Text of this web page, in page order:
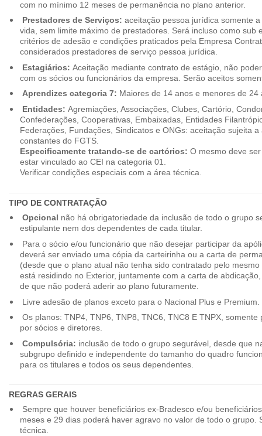
com no mínimo 12 meses de permanência no plano anterior.
Prestadores de Serviços: aceitação pessoa jurídica somente a
vida, sem limite máximo de prestadores. Será incluso como sub
critérios de adesão e condições praticados pela Empresa
considerados prestadores de serviço pessoa jurídica.
Estagiários: Aceitação mediante contrato de estágio, não
com os sócios ou funcionários da empresa. Serão aceitos
Aprendizes categoria 7: Maiores de 14 anos e menores de 24
Entidades: Agremiações, Associações, Clubes, Cartório,
Confederações, Cooperativas, Embaixadas, Entidades
Federações, Fundações, Sindicatos e ONGs: aceitação sujeita
constantes do FGTS.
Especificamente tratando-se de cartórios: O mesmo deve
estar vinculado ao CEI na categoria 01.
Verificar condições especiais com a área técnica.
TIPO DE CONTRATAÇÃO
Opcional não há obrigatoriedade da inclusão de todo o grupo
estipulante nem dos dependentes de cada titular.
Para o sócio e/ou funcionário que não desejar participar da
deverá ser enviado uma cópia da carteirinha ou a carta de
(desde que o plano atual não tenha sido contratado pelo
está residindo no Exterior, juntamente com a carta de
de que não poderá aderir ao plano futuramente.
Livre adesão de planos exceto para o Nacional Plus e Premium.
Os planos: TNP4, TNP6, TNP8, TNC6, TNC8 E TNPX,
por sócios e diretores.
Compulsória: inclusão de todo o grupo segurável, desde que
subgrupo definido e independente do tamanho do quadro
para os titulares e todos os seus dependentes.
REGRAS GERAIS
Sempre que houver beneficiários ex-Bradesco e/ou
meses e 29 dias poderá haver agravo no valor de todo o grupo.
técnica.